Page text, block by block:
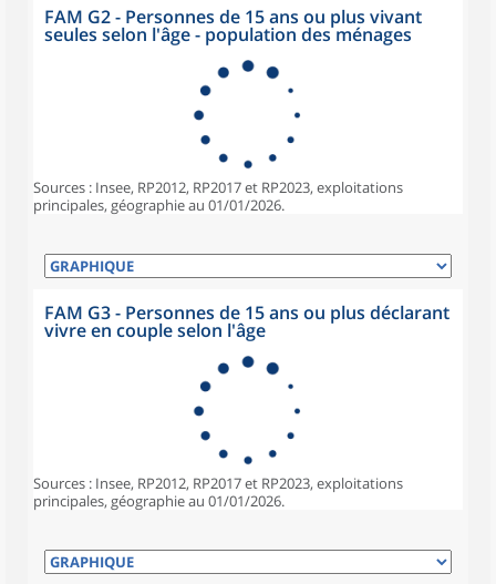
FAM G2 - Personnes de 15 ans ou plus vivant
seules selon l'âge - population des ménages
Sources : Insee, RP2012, RP2017 et RP2023, exploitations
principales, géographie au 01/01/2026.
FAM G3 - Personnes de 15 ans ou plus déclarant
vivre en couple selon l'âge
Sources : Insee, RP2012, RP2017 et RP2023, exploitations
principales, géographie au 01/01/2026.